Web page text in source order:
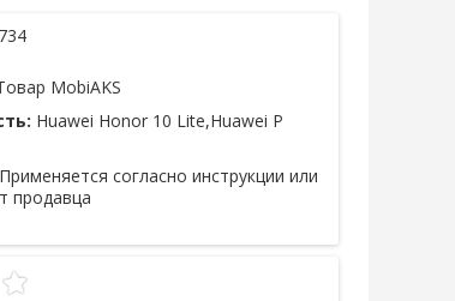
MobiAKS
Huawei Honor 10 Lite,Huawei P
Применяется согласно инструкции или
продавца